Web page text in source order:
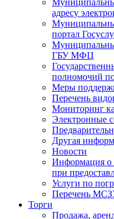
адресу
портал
ГБУ МФЦ
полномочий
Меры
Перечень
Мониторинг
Электронные
Другая
Новости
Информация о
при
Услуги по
Перечень
Торги
Продажа,